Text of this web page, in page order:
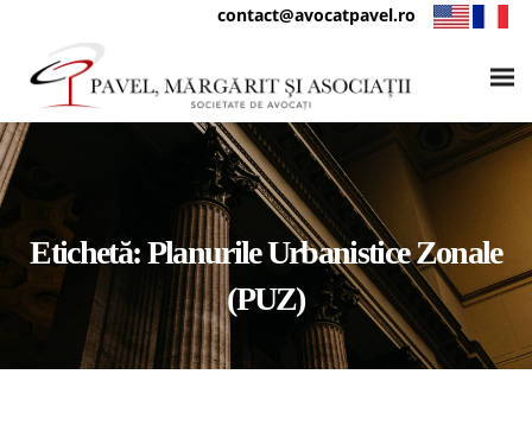
contact@avocatpavel.ro
Etichetă:Planurile Urbanistice Zonale
(PUZ)